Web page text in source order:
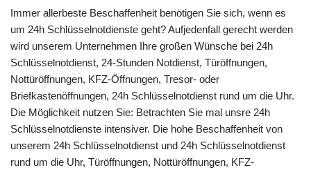
Immer allerbeste Beschaffenheit benötigen Sie sich, wenn es
um 24h Schlüsselnotdienste geht? Aufjedenfall gerecht werden
wird unserem Unternehmen Ihre großen Wünsche bei 24h
Schlüsselnotdienst, 24-Stunden Notdienst, Türöffnungen,
Nottüröffnungen, KFZ-Öffnungen, Tresor- oder
Briefkastenöffnungen, 24h Schlüsselnotdienst rund um die Uhr.
Die Möglichkeit nutzen Sie: Betrachten Sie mal unsre 24h
Schlüsselnotdienste intensiver. Die hohe Beschaffenheit von
unserem 24h Schlüsselnotdienst und 24h Schlüsselnotdienst
rund um die Uhr, Türöffnungen, Nottüröffnungen, KFZ-